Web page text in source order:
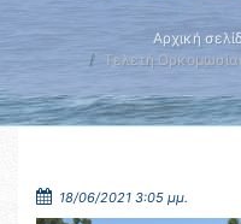
Αρχική
Τελετή
18/06/2021 3:05 μμ.